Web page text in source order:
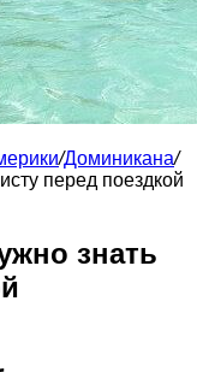
/Доминикана/
перед поездкой
знать